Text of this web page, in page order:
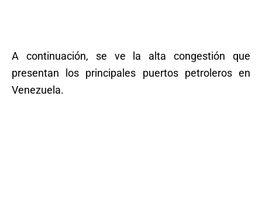
A continuación, se ve la alta congestión que
presentan los principales puertos petroleros en
Venezuela.